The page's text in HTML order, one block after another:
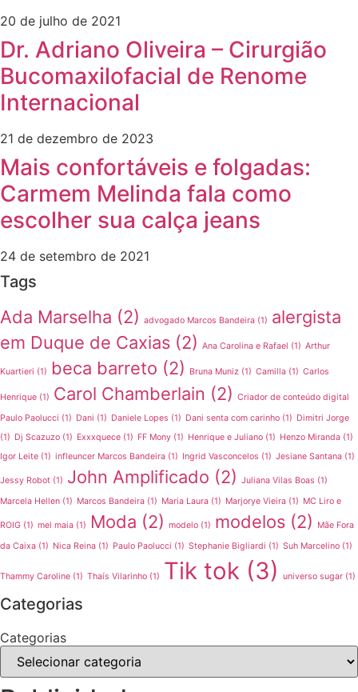
20 de julho de 2021
Dr. Adriano Oliveira – Cirurgião
Bucomaxilofacial de Renome
Internacional
21 de dezembro de 2023
Mais confortáveis e folgadas:
Carmem Melinda fala como
escolher sua calça jeans
24 de setembro de 2021
Tags
Ada Marselha (2) advogado Marcos Bandeira (1) alergista
em Duque de Caxias (2) Ana Carolina e Rafael (1) Arthur
Kuartieri (1) beca barreto (2) Bruna Muniz (1) Camilla (1) Carlos
Henrique (1) Carol Chamberlain (2) Criador de conteúdo digital
Paulo Paolucci (1) Dani (1) Daniele Lopes (1) Dani senta com carinho (1) Dimitri Jorge
(1) Dj Scazuzo (1) Exxxquece (1) FF Mony (1) Henrique e Juliano (1) Henzo Miranda (1)
Igor Leite (1) infleuncer Marcos Bandeira (1) Ingrid Vasconcelos (1) Jesiane Santana (1)
Jessy Robot (1) John Amplificado (2) Juliana Vilas Boas (1)
Marcela Hellen (1) Marcos Bandeira (1) Maria Laura (1) Marjorye Vieira (1) MC Liro e
ROIG (1) mel maia (1) Moda (2) modelo (1) modelos (2)
Mãe Fora
da Caixa (1) Nica Reina (1) Paulo Paolucci (1) Stephanie Bigliardi (1) Suh Marcelino (1)
Thammy Caroline (1) Thaís Vilarinho (1) Tik tok (3) universo sugar (1)
Categorias
Categorias